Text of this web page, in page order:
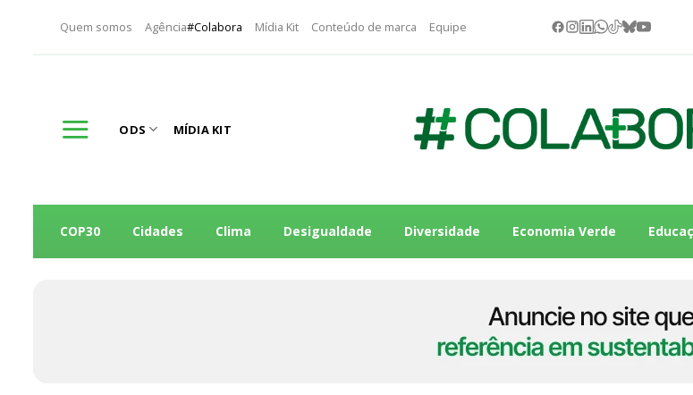
Quem somos Agência#Colabora Mídia Kit Conteúdo de marca Equipe
ODS MÍDIA KIT
COP30 Cidades Clima Desigualdade Diversidade Economia Verde